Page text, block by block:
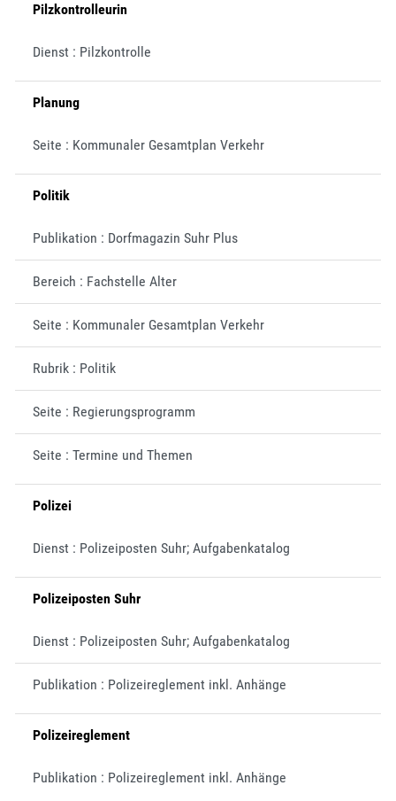
Pilzkontrolleurin
Dienst : Pilzkontrolle
Planung
Seite : Kommunaler Gesamtplan Verkehr
Politik
Publikation : Dorfmagazin Suhr Plus
Bereich : Fachstelle Alter
Seite : Kommunaler Gesamtplan Verkehr
Rubrik : Politik
Seite : Regierungsprogramm
Seite : Termine und Themen
Polizei
Dienst : Polizeiposten Suhr; Aufgabenkatalog
Polizeiposten Suhr
Dienst : Polizeiposten Suhr; Aufgabenkatalog
Publikation : Polizeireglement inkl. Anhänge
Polizeireglement
Publikation : Polizeireglement inkl. Anhänge